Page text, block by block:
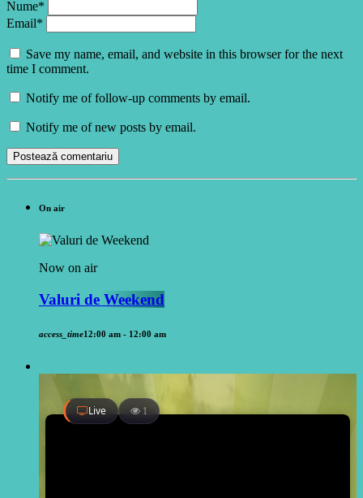
Nume*
Email*
Save my name, email, and website in this browser for the next
time I comment.
Notify me of follow-up comments by email.
Notify me of new posts by email.
On air
Now on air
Valuri de Weekend
access_time12:00 am - 12:00 am